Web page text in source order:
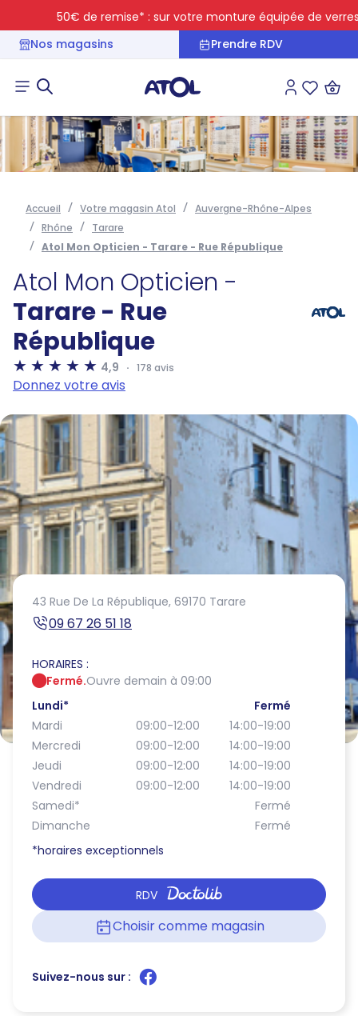
50€ de remise* : sur votre monture équipée de verres
Nos magasins
Prendre RDV
Connexion
Accueil Votre magasin Atol
Auvergne-Rhône-Alpes
Rhône
Tarare
Atol Mon Opticien - Tarare - Rue République
Atol Mon Opticien -
Tarare - Rue
République
4,9 178 avis
Donnez votre avis
43 Rue De La République, 69170 Tarare
09 67 26 51 18
HORAIRES :
Fermé.Ouvre demain à 09:00
Lundi*
Fermé
Mardi
09:00-12:00
14:00-19:00
Mercredi
09:00-12:00
14:00-19:00
Jeudi
09:00-12:00
14:00-19:00
Vendredi
09:00-12:00
14:00-19:00
Samedi*
Fermé
Dimanche
Fermé
*horaires exceptionnels
RDV
Choisir comme magasin
Suivez-nous sur :